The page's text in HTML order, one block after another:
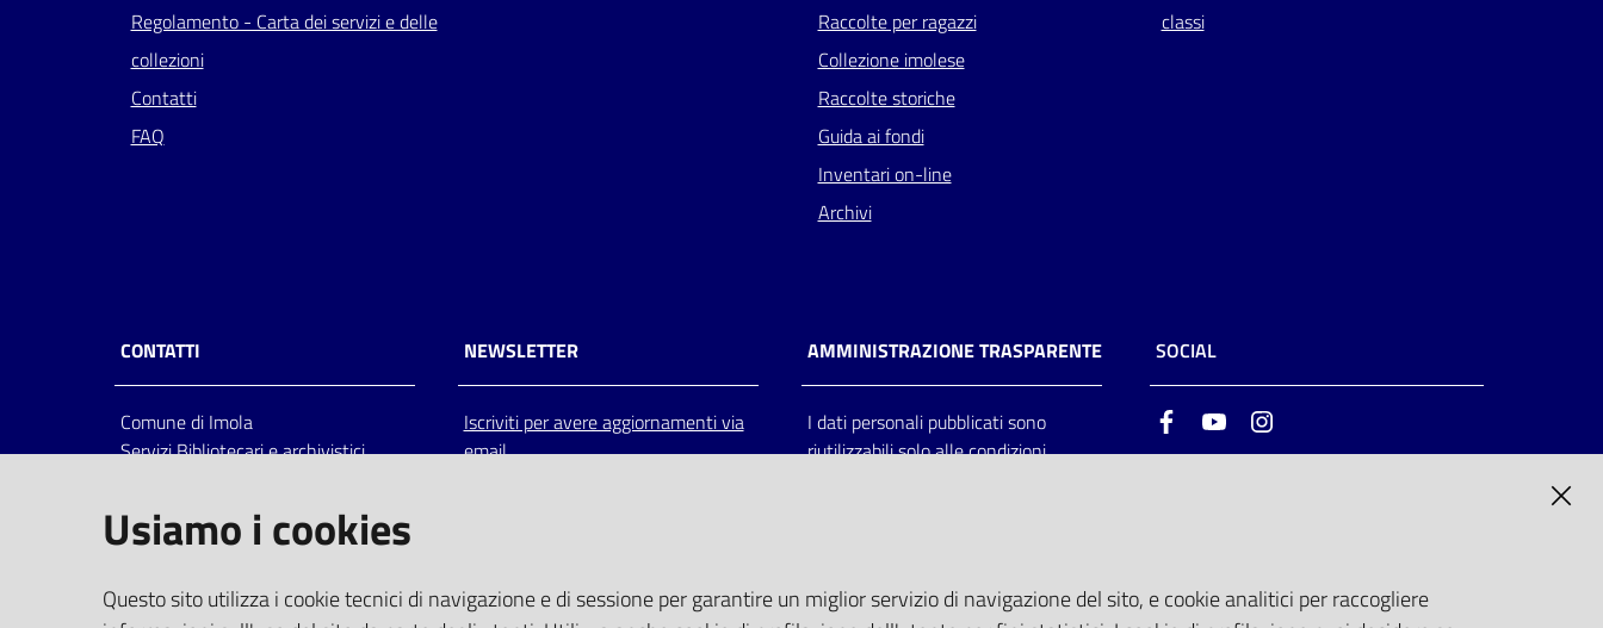
Regolamento - Carta dei servizi e delle
collezioni
Contatti
FAQ
Raccolte per ragazzi
Collezione imolese
Raccolte storiche
Guida ai fondi
Inventari on-line
Archivi
classi
CONTATTI
Comune di Imola
Servizi Bibliotecari e archivistici
Italia
centralino: tel 0542.6026.36 fax
bim@comune.imola.bo.it
PEC
NEWSLETTER
Iscriviti per avere aggiornamenti via
email
AMMINISTRAZIONE TRASPARENTE
I dati personali pubblicati sono
riutilizzabili solo alle condizioni
SOCIAL
FacebookYoutube
Usiamo i cookies
Questo sito utilizza i cookie tecnici di navigazione e di sessione per garantire un miglior servizio di navigazione del sito, e cookie analitici per raccogliere